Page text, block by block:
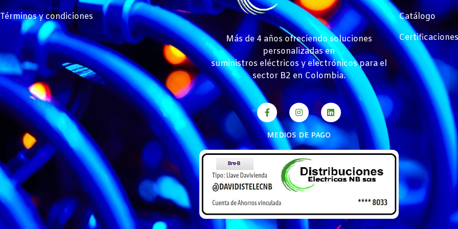
Términos y condiciones
Más de 4 años ofreciendo soluciones
personalizadas en
suministros eléctricos y electrónicos para el
sector B2 en Colombia.
MEDIOS DE PAGO
Catálogo
Certificaciones